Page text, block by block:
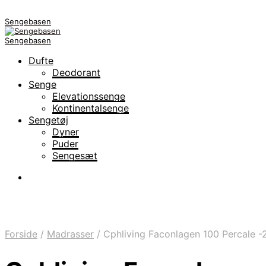
Sengebasen
Sengebasen
Dufte
Deodorant
Senge
Elevationssenge
Kontinentalsenge
Sengetøj
Dyner
Puder
Sengesæt
Forside / Madrasser / Cphliving Faconlagen 100 Percale -